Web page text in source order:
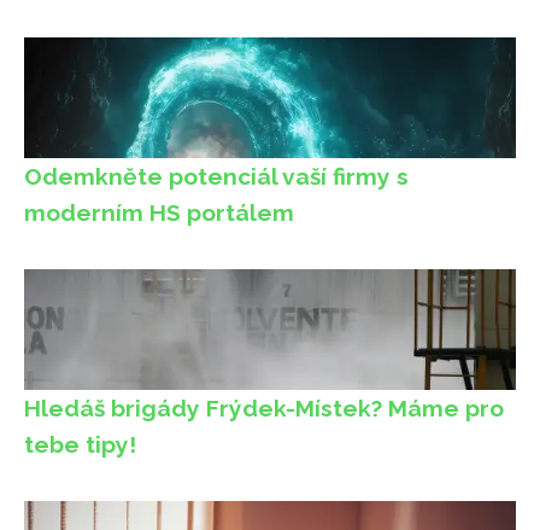
Odemkněte potenciál vaší firmy s
moderním HS portálem
Hledáš brigády Frýdek-Místek? Máme pro
tebe tipy!